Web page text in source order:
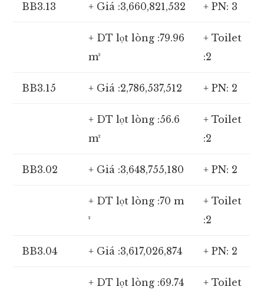
BB3.13 + Giá :3,660,821,532 + PN: 3
+ DT lọt lòng :79.96
m²
+ Toilet
:2
BB3.15 + Giá :2,786,537,512 + PN: 2
+ DT lọt lòng :56.6
m²
+ Toilet
:2
BB3.02 + Giá :3,648,755,180 + PN: 2
+ DT lọt lòng :70 m
²
+ Toilet
:2
BB3.04 + Giá :3,617,026,874 + PN: 2
+ DT lọt lòng :69.74
+ Toilet